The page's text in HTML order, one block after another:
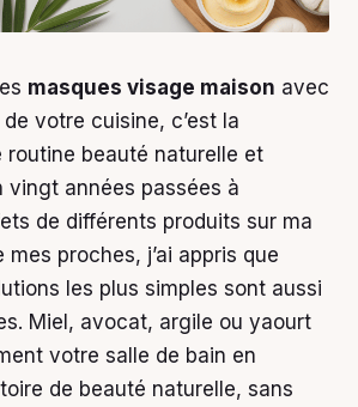
masques visage maison avec
votre cuisine, c’est la
routine beauté naturelle et
vingt années passées à
de différents produits sur ma
proches, j’ai appris que
les plus simples sont aussi
Miel, avocat, argile ou yaourt
votre salle de bain en
de beauté naturelle, sans